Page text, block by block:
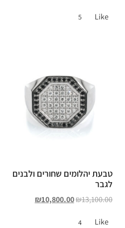
Like
5
טבעת יהלומים שחורים ולבנים
לגבר
₪13,100.00
₪10,800.00
Like
4